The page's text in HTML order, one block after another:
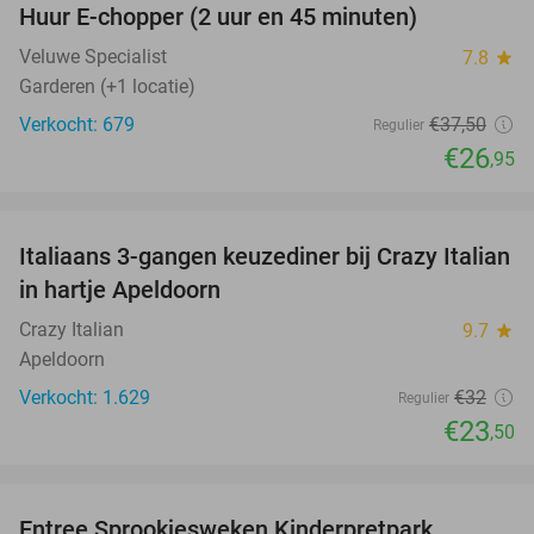
Huur E-chopper (2 uur en 45 minuten)
Veluwe Specialist 7.8 star
Garderen (+1 locatie)
Verkocht: 679
Regulier €37,50
€26,95
27%
Italiaans 3-gangen keuzediner bij Crazy Italian
in hartje Apeldoorn
Crazy Italian 9.7 star
Apeldoorn
Verkocht: 1.629
Regulier €32
€23,50